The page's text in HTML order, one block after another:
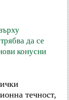
да се
конусни
течност,